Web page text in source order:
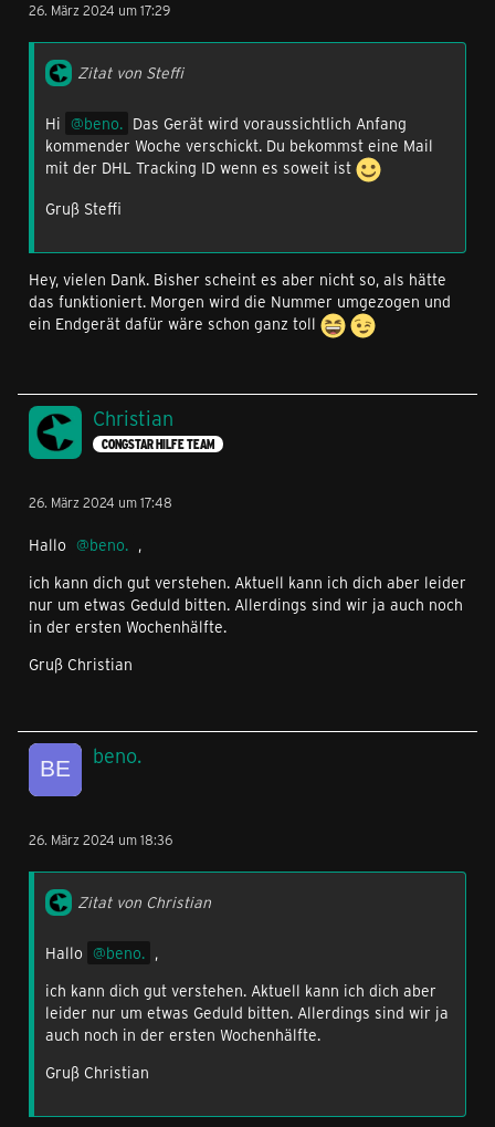
26. März 2024 um 17:29
Zitat von Steffi
Hi beno. Das Gerät wird voraussichtlich Anfang
kommender Woche verschickt. Du bekommst eine Mail
mit der DHL Tracking ID wenn es soweit ist
Gruß Steffi
Hey, vielen Dank. Bisher scheint es aber nicht so, als hätte
das funktioniert. Morgen wird die Nummer umgezogen und
ein Endgerät dafür wäre schon ganz toll
Christian
CONGSTAR HILFE TEAM
26. März 2024 um 17:48
Hallo beno. ,
ich kann dich gut verstehen. Aktuell kann ich dich aber leider
nur um etwas Geduld bitten. Allerdings sind wir ja auch noch
in der ersten Wochenhälfte.
Gruß Christian
beno.
26. März 2024 um 18:36
Zitat von Christian
Hallo beno. ,
ich kann dich gut verstehen. Aktuell kann ich dich aber
leider nur um etwas Geduld bitten. Allerdings sind wir ja
auch noch in der ersten Wochenhälfte.
Gruß Christian